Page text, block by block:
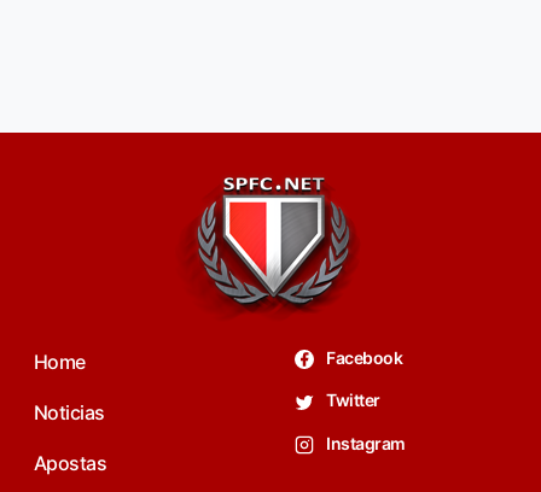
Home
Noticias
Apostas
Facebook
Twitter
Instagram